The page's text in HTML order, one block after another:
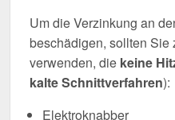
Um die Verzinkung an
beschädigen, sollten Sie
verwenden, die keine
kalte Schnittverfahren):
Elektroknabber